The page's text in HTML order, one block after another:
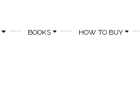
BOOKS HOW TO BUY